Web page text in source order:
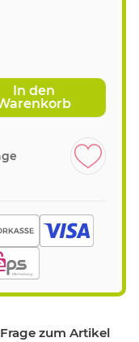
In den
Frage zum Artikel